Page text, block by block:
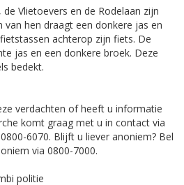
Vlietoevers en de Rodelaan zijn
van hen draagt een donkere jas en
achterop zijn fiets. De
jas en een donkere broek. Deze
bedekt.
verdachten of heeft u informatie
komt graag met u in contact via
6070. Blijft u liever anoniem? Bel
via 0800-7000.